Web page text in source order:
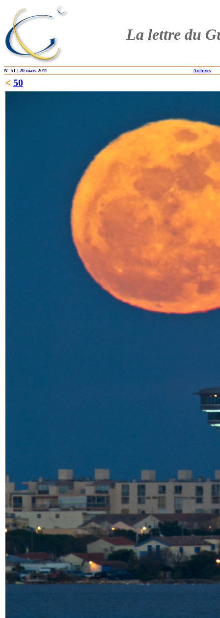
La lettre du
N° 51 | 20 mars 2011 Archives
< 50